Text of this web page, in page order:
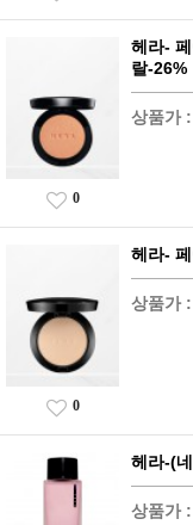
헤라-
랄-26%
상품가 :
0
헤라-
상품가 :
0
헤라-(
상품가 :